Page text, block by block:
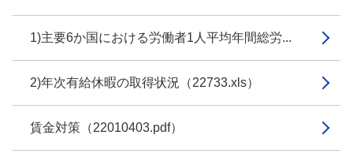
1)主要6か国における労働者1人平均年間総労...
2)年次有給休暇の取得状況（22733.xls）
賃金対策（22010403.pdf）